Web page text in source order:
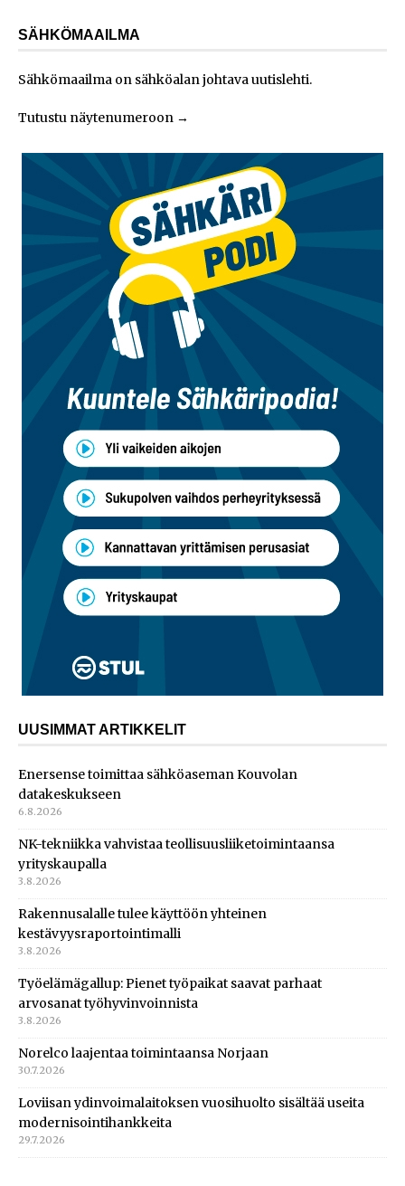
SÄHKÖMAAILMA
Sähkömaailma on sähköalan johtava uutislehti.
Tutustu näytenumeroon →
UUSIMMAT ARTIKKELIT
Enersense toimittaa sähköaseman Kouvolan
datakeskukseen
6.8.2026
NK-tekniikka vahvistaa teollisuusliiketoimintaansa
yrityskaupalla
3.8.2026
Rakennusalalle tulee käyttöön yhteinen
kestävyysraportointimalli
3.8.2026
Työelämägallup: Pienet työpaikat saavat parhaat
arvosanat työhyvinvoinnista
3.8.2026
Norelco laajentaa toimintaansa Norjaan
30.7.2026
Loviisan ydinvoimalaitoksen vuosihuolto sisältää useita
modernisointihankkeita
29.7.2026